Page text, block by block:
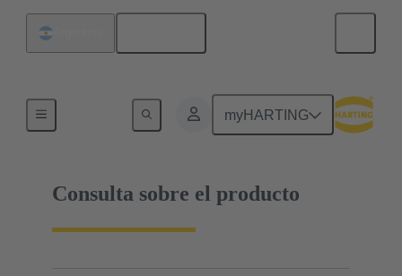
myHARTING
09 10 003 4756
Consulta sobre el producto